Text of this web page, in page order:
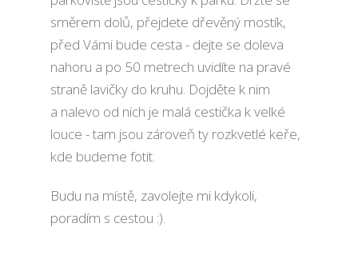
směrem dolů, přejdete dřevěný mostík,
před Vámi bude cesta - dejte se doleva
nahoru a po 50 metrech uvidíte na pravé
straně lavičky do kruhu. Dojděte k nim
a nalevo od nich je malá cestička k velké
louce - tam jsou zároveň ty rozkvetlé keře,
kde budeme fotit.
Budu na místě, zavolejte mi kdykoli,
poradím s cestou :).